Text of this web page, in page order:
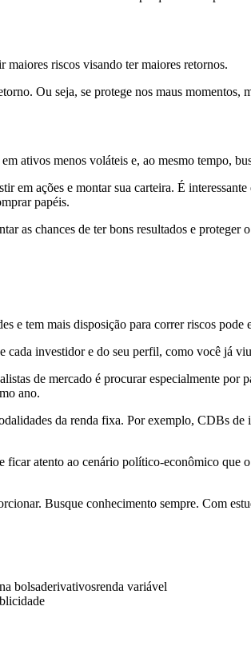
riscos visando ter maiores retornos.
Ou seja, se protege nos maus
ativos menos voláteis e, ao mesmo tempo,
em ações e montar sua carteira. É
papéis.
as chances de ter bons resultados e proteger
e tem mais disposição para correr riscos
cada investidor e do seu perfil, como você já
de mercado é procurar especialmente
ano.
da renda fixa. Por exemplo, CDBs
ficar atento ao cenário político-econômico
Busque conhecimento sempre. Com
bolsaderivativosrenda variável